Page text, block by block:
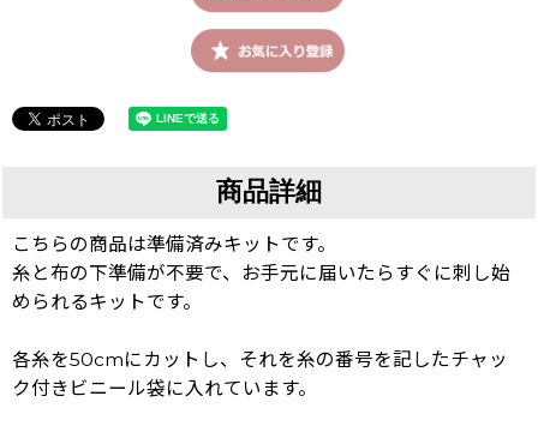
商品詳細
こちらの商品は準備済みキットです。
糸と布の下準備が不要で、お手元に届いたらすぐに刺し始
められるキットです。
各糸を50cmにカットし、それを糸の番号を記したチャッ
ク付きビニール袋に入れています。